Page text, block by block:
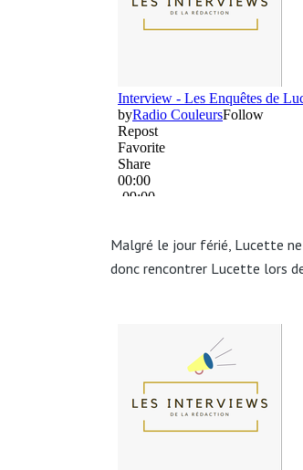
Malgré le jour férié, Lucette ne
donc rencontrer Lucette lors